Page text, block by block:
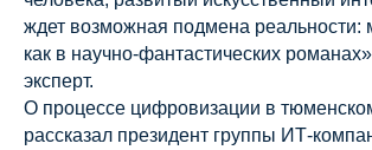
ждет возможная подмена реальности:
как в научно-фантастических
эксперт.
О процессе цифровизации в
рассказал президент группы ИТ-